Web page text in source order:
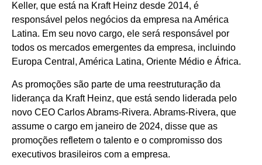
Keller, que está na Kraft Heinz desde 2014, é
responsável pelos negócios da empresa na América
Latina. Em seu novo cargo, ele será responsável por
todos os mercados emergentes da empresa, incluindo
Europa Central, América Latina, Oriente Médio e África.
As promoções são parte de uma reestruturação da
liderança da Kraft Heinz, que está sendo liderada pelo
novo CEO Carlos Abrams-Rivera. Abrams-Rivera, que
assume o cargo em janeiro de 2024, disse que as
promoções refletem o talento e o compromisso dos
executivos brasileiros com a empresa.